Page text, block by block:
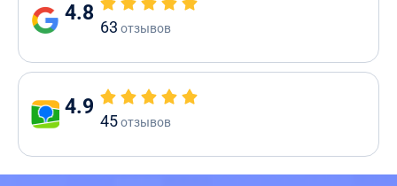
4.8
63 отзывов
4.9
45отзывов